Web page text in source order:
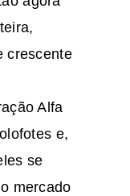
crescente
Alfa
e,
se
mercado